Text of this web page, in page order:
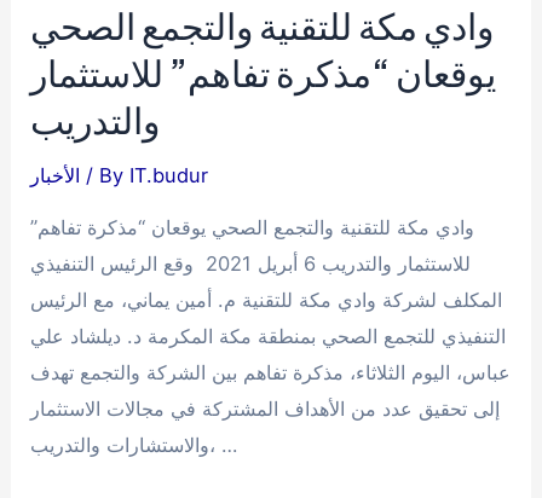
وادي مكة للتقنية والتجمع الصحي
يوقعان “مذكرة تفاهم” للاستثمار
والتدريب
الأخبار / By IT.budur
وادي مكة للتقنية والتجمع الصحي يوقعان “مذكرة تفاهم”
للاستثمار والتدريب 6 أبريل 2021 وقع الرئيس التنفيذي
المكلف لشركة وادي مكة للتقنية م. أمين يماني، مع الرئيس
التنفيذي للتجمع الصحي بمنطقة مكة المكرمة د. ديلشاد علي
عباس، اليوم الثلاثاء، مذكرة تفاهم بين الشركة والتجمع تهدف
إلى تحقيق عدد من الأهداف المشتركة في مجالات الاستثمار
والاستشارات والتدريب، …